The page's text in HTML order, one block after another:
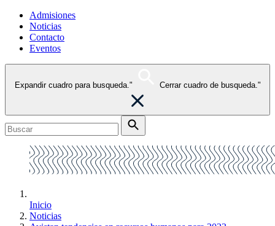
Admisiones
Noticias
Contacto
Eventos
Expandir cuadro para busqueda." Cerrar cuadro de busqueda."
Inicio
Noticias